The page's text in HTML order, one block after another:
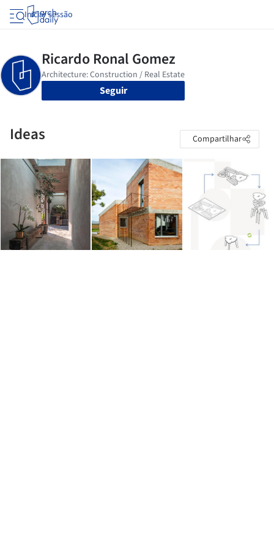
Iniciar sessão
Seguir
Ideas Compartilhar